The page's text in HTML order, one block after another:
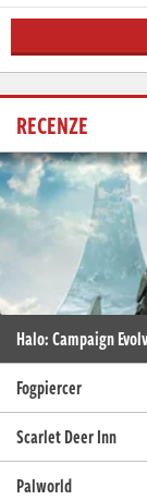
RECENZE
Halo: Campaign
Fogpiercer
Scarlet Deer Inn
Palworld